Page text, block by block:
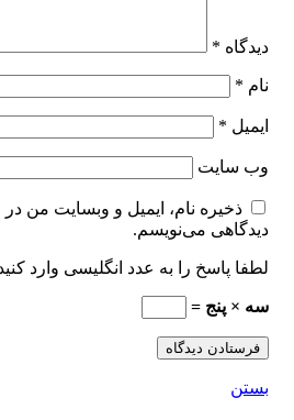
دیدگاه *
نام *
ایمیل *
وب‌ سایت
ذخیره نام، ایمیل و وبسایت من
دیدگاهی می‌نویسم.
لطفا پاسخ را به عدد انگلیسی وارد
سه × پنج =
بستن